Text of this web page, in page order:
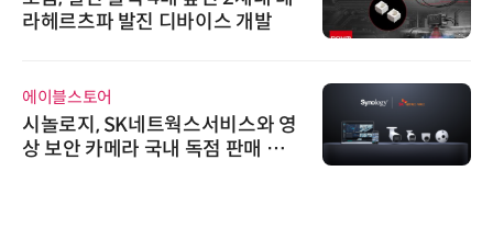
라헤르츠파 발진 디바이스 개발
에이블스토어
시놀로지, SK네트웍스서비스와 영
상 보안 카메라 국내 독점 판매 파